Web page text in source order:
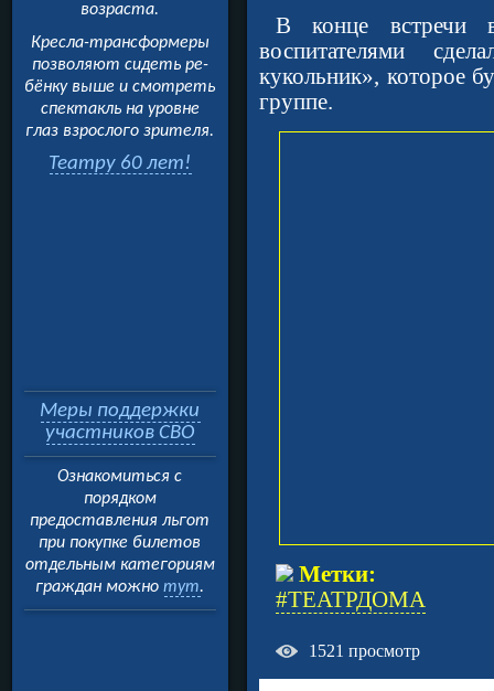
возраста.
Кресла-трансформеры
позволяют сидеть ре­
бёнку выше и смотреть
спектакль на уровне
глаз взрослого зрителя.
Театру 60 лет!
Меры поддержки
участников СВО
Ознакомиться с
порядком
предоставления льгот
при покупке билетов
отдельным категориям
граждан можнотут.
В конце встречи
воспитателями
кукольник», которое
группе.
Метки:
#ТЕАТРДОМА
1521 просмотр